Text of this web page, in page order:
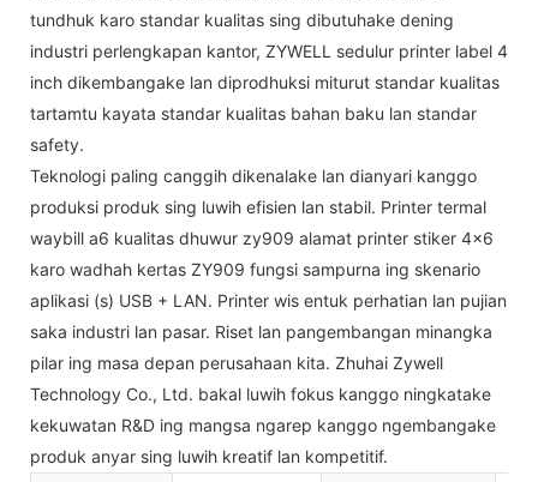
tundhuk karo standar kualitas sing dibutuhake dening
industri perlengkapan kantor, ZYWELL sedulur printer label 4
inch dikembangake lan diprodhuksi miturut standar kualitas
tartamtu kayata standar kualitas bahan baku lan standar
safety.
Teknologi paling canggih dikenalake lan dianyari kanggo
produksi produk sing luwih efisien lan stabil. Printer termal
waybill a6 kualitas dhuwur zy909 alamat printer stiker 4x6
karo wadhah kertas ZY909 fungsi sampurna ing skenario
aplikasi (s) USB + LAN. Printer wis entuk perhatian lan pujian
saka industri lan pasar. Riset lan pangembangan minangka
pilar ing masa depan perusahaan kita. Zhuhai Zywell
Technology Co., Ltd. bakal luwih fokus kanggo ningkatake
kekuwatan R&D ing mangsa ngarep kanggo ngembangake
produk anyar sing luwih kreatif lan kompetitif.